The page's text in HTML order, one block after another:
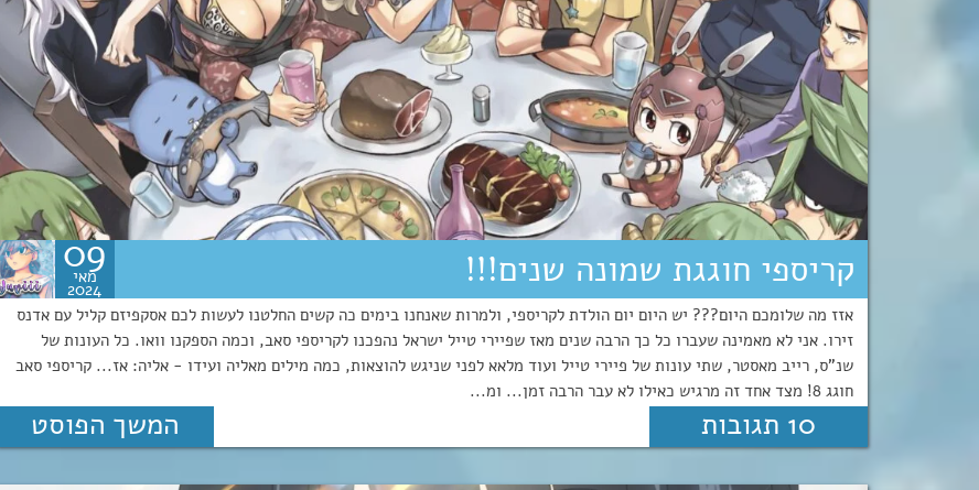
קריספי חוגגת שמונה שנים!!! 09
מאי
2024
אזז מה שלומכם היום??? יש היום יום הולדת לקריספי, ולמרות שאנחנו בימים כה קשים החלטנו לעשות לכם אסקפיזם קליל עם אדנס
זירו. אני לא מאמינה שעברו כל כך הרבה שנים מאז שפיירי טייל ישראל נהפכנו לקריספי סאב, וכמה הספקנו וואו. כל העונות של
שנ"ס, רייב מאסטר, שתי עונות של פיירי טייל ועוד מלאא לפני שניגש להוצאות, כמה מילים מאליה ועידו - אליה: אז... קריספי סאב
חוגג 8! מצד אחד זה מרגיש כאילו לא עבר הרבה זמן... ומ...
10 תגובות המשך הפוסט